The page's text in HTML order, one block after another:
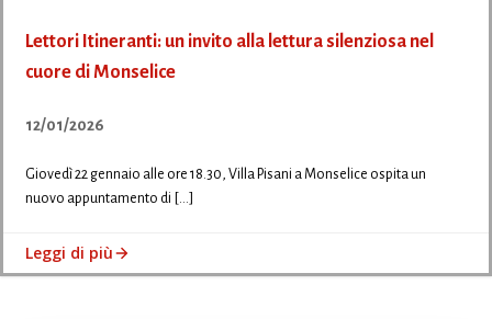
Lettori Itineranti: un invito alla lettura silenziosa nel
cuore di Monselice
12/01/2026
Giovedì 22 gennaio alle ore 18.30, Villa Pisani a Monselice ospita un
nuovo appuntamento di […]
Leggi di più